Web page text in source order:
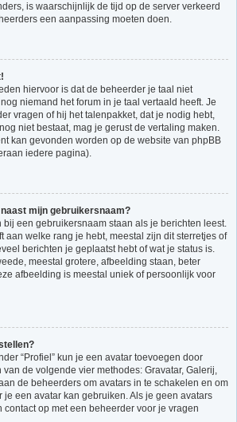
is waarschijnlijk de tijd op de server verkeerd
een aanpassing moeten doen.
hiervoor is dat de beheerder je taal niet
niemand het forum in je taal vertaald heeft. Je
vragen of hij het talenpakket, dat je nodig hebt,
niet bestaat, mag je gerust de vertaling maken.
kan gevonden worden op de website van phpBB
iedere pagina).
mijn gebruikersnaam?
bij een gebruikersnaam staan als je berichten leest.
aan welke rang je hebt, meestal zijn dit sterretjes of
berichten je geplaatst hebt of wat je status is.
meestal grotere, afbeelding staan, beter
afbeelding is meestal uniek of persoonlijk voor
“Profiel” kun je een avatar toevoegen door
de volgende vier methodes: Gravatar, Galerij,
de beheerders om avatars in te schakelen en om
je een avatar kan gebruiken. Als je geen avatars
contact op met een beheerder voor je vragen